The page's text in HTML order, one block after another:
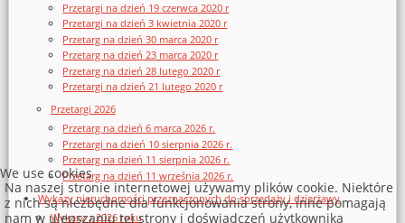
Przetargi na dzień 19 czerwca 2020 r
Przetargi na dzień 3 kwietnia 2020 r
Przetarg na dzień 30 marca 2020 r
Przetarg na dzień 23 marca 2020 r
Przetarg na dzień 28 lutego 2020 r
Przetargi na dzień 21 lutego 2020 r
Przetargi 2026
Przetarg na dzień 6 marca 2026 r.
Przetargi na dzień 10 sierpnia 2026 r.
Przetarg na dzień 11 sierpnia 2026 r.
Przetarg na dzień 11 września 2026 r.
Wykazy nieruchomości przeznaczonych do sprzedaży i dzierżawy
Wykazy z 2026 roku
We use cookies
Na naszej stronie internetowej używamy plików cookie. Niektóre
z nich są niezbędne dla funkcjonowania strony, inne pomagają
nam w ulepszaniu tej strony i doświadczeń użytkownika